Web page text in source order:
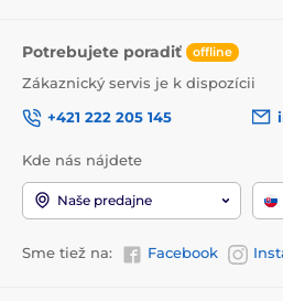
Potrebujete poradiť offline
Zákaznický servis je k dispozícii
+421 222 205 145
Kde nás nájdete
Naše predajne
Sme tiež na: Facebook